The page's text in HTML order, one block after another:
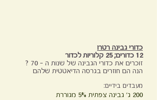
כדורי גבינה רטרו
12 כדורים; 25 קלוריות לכדור
זוכרים את כדורי הגבינה של שנות ה – 70 ?
הנה הם חוזרים בגרסה הדיאטטית שלהם
מעבדים בידיים:
200 ג' גבינה צפתית 5% מגוררת